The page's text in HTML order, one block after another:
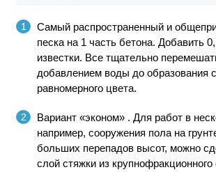
Самый распространенный и
песка на 1 часть бетона. Добавить
известки. Все тщательно
добавлением воды до образования
равномерного цвета.
Вариант «эконом» . Для работ в
например, сооружения пола на
больших перепадов высот, можно
слой стяжки из крупнофракционного